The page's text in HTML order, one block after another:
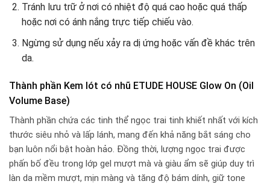
Tránh lưu trữ ở nơi có nhiệt độ quá cao hoặc quá thấp
hoặc nơi có ánh nắng trực tiếp chiếu vào.
Ngừng sử dụng nếu xảy ra dị ứng hoặc vấn đề khác trên
da.
Thành phần Kem lót có nhũ ETUDE HOUSE Glow On (Oil
Volume Base)
Thành phần chứa các tinh thể ngọc trai tinh khiết nhất với kích
thước siêu nhỏ và lấp lánh, mang đến khả năng bắt sáng cho
bạn luôn nổi bật hoàn hảo. Đồng thời, lượng ngọc trai được
phấn bố đều trong lớp gel mượt mà và giàu ẩm sẽ giúp duy trì
làn da mềm mượt, mịn màng và tăng độ bám dính, giữ tone